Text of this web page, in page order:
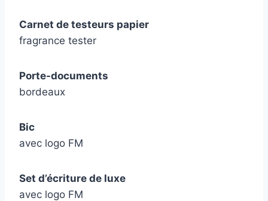
Carnet de testeurs papier
fragrance tester
Porte-documents
bordeaux
Bic
avec logo FM
Set d’écriture de luxe
avec logo FM